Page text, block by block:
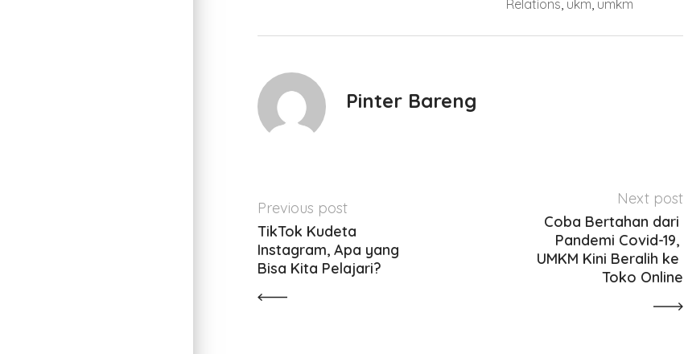
Relations, ukm, umkm
Pinter Bareng
Previous post
TikTok Kudeta
Instagram, Apa yang
Bisa Kita Pelajari?
Next post
Coba Bertahan dari
Pandemi Covid-19,
UMKM Kini Beralih ke
Toko Online